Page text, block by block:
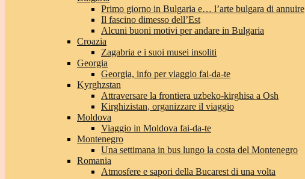
Primo giorno in Bulgaria e… l’arte bulgara di annuire
Il fascino dimesso dell’Est
Alcuni buoni motivi per andare in Bulgaria
Croazia
Zagabria e i suoi musei insoliti
Georgia
Georgia, info per viaggio fai-da-te
Kyrghzstan
Attraversare la frontiera uzbeko-kirghisa a Osh
Kirghizistan, organizzare il viaggio
Moldova
Viaggio in Moldova fai-da-te
Montenegro
Una settimana in bus lungo la costa del Montenegro
Romania
Atmosfere e sapori della Bucarest di una volta